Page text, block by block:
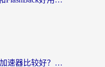
英国玩双生视界用什么加速器比较好？海外党亲测有效的国服游戏加速方案